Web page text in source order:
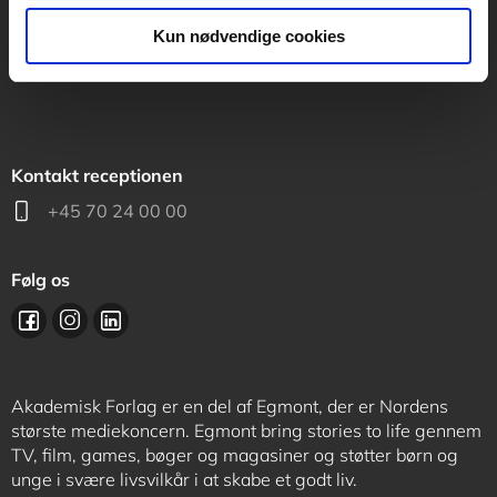
Kun nødvendige cookies
support@akademisk.dk
Kontakt receptionen
+45 70 24 00 00
Følg os
Akademisk Forlag er en del af Egmont, der er Nordens
største mediekoncern. Egmont bring stories to life gennem
TV, film, games, bøger og magasiner og støtter børn og
unge i svære livsvilkår i at skabe et godt liv.